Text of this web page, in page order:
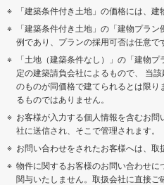
「建築条件付き土地」の価格には、建
「建築条件付き土地」の「建物プラ
例であり、プランの採用可否は任意で
「土地（建築条件なし）」の「建物
定の建築請負会社によるもので、 当
のものが同価格で建てられるとは限
るものではありません。
お客様が入力する個人情報を含むお
社に送信され、そこで管理されます。
お問い合わせをされたお客様へは、取
物件に関するお客様のお問い合わせ
関与いたしません。取扱会社に直接ご